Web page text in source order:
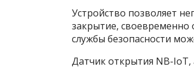
Устройство позволяет
закрытие,
службы безопасности
Датчик открытия NB-